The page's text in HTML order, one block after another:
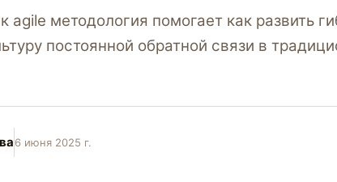
agile методология помогает как развить
постоянной обратной связи в
6 июня 2025 г.